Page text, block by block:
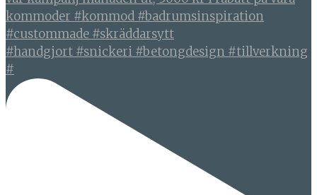
#handgjort #snickeri #betongdesign #tillverkning
#